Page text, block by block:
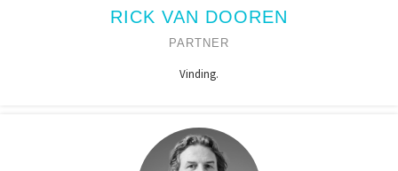
RICK VAN DOOREN
PARTNER
Vinding.